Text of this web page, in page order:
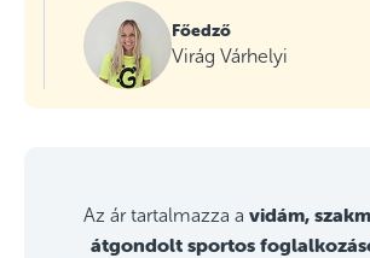
Főedző
Virág Várhelyi
Az ár tartalmazza a vidám,
átgondolt sportos